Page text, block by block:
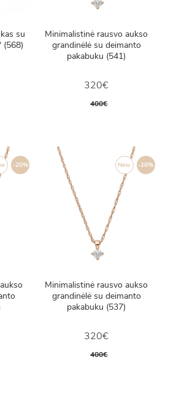
su
(568)
Minimalistinė rausvo aukso
grandinėlė su deimanto
pakabuku (541)
320€
400€
-20% -20%
New
Minimalistinė rausvo aukso
grandinėlė su deimanto
pakabuku (537)
320€
400€